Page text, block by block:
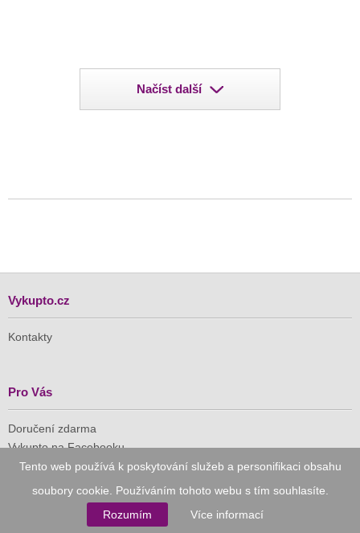
Tento web používá k poskytování služeb a personifikaci obsahu
soubory cookie. Používáním tohoto webu s tím souhlasíte.
Rozumím
Více informací
Načíst další
Vykupto.cz
Kontakty
Pro Vás
Doručení zdarma
Vykupto na Facebooku
Důvěryhodný nákup
Naše společnost je členem Asociace pro elektronickou